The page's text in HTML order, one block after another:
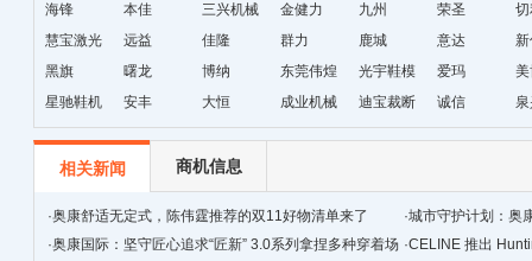
海锋
本佳 三兴机械 金健力 九州 荣圣
慧宝激光
远益 佳隆 群力 鹿城 意达
黑旗
曙龙 博纳 东莞伟煌 光宇鞋模 爱玛
星驰鞋机
安丰 大恒 成业机械
迪宝裁断
机
诚信
相关新闻 商机信息
·奥康舒适无定式，陈伟霆推荐的双11好物清单来了 ·城市守护计划：奥
·奥康国际：坚守匠心追求“匠新” 3.0系列拿捏多种穿着场 ·CELINE 推出